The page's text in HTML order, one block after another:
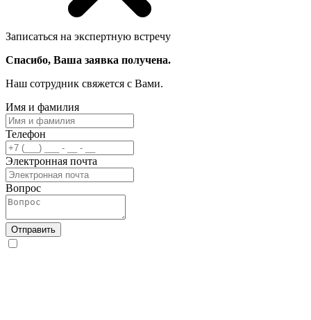
Записаться на экспертную встречу
Спасибо, Ваша заявка получена.
Наш сотрудник свяжется с Вами.
Имя и фамилия
Телефон
Электронная почта
Вопрос
Отправить